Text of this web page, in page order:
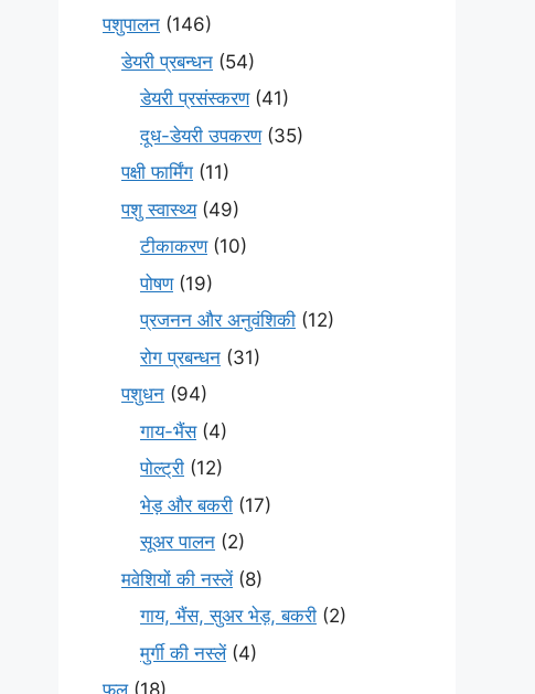
पशुपालन (146)
डेयरी प्रबन्धन (54)
डेयरी प्रसंस्करण(41)
दूध-डेयरी उपकरण(35)
पक्षी फार्मिंग (11)
पशु स्वास्थ्य(49)
टीकाकरण(10)
पोषण(19)
प्रजनन और अनुवंशिकी (12)
रोग प्रबन्धन (31)
पशुधन (94)
गाय-भैंस(4)
पोल्ट्री (12)
भेड़ और बकरी (17)
सूअर पालन (2)
मवेशियों की नस्लें(8)
गाय, भैंस, सुअर भेड़, बकरी (2)
मुर्गी की नस्लें(4)
फल(18)